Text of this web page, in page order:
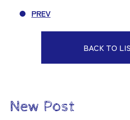
PREV
BACK TO
New Post